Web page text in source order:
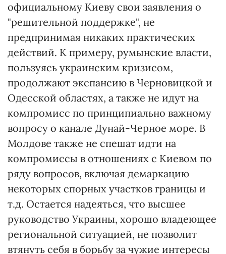
официальному Киеву свои заявления о
"решительной поддержке", не
предпринимая никаких практических
действий. К примеру, румынские власти,
пользуясь украинским кризисом,
продолжают экспансию в Черновицкой и
Одесской областях, а также не идут на
компромисс по принципиально важному
вопросу о канале Дунай-Черное море. В
Молдове также не спешат идти на
компромиссы в отношениях с Киевом по
ряду вопросов, включая демаркацию
некоторых спорных участков границы и
т.д. Остается надеяться, что высшее
руководство Украины, хорошо владеющее
региональной ситуацией, не позволит
втянуть себя в борьбу за чужие интересы